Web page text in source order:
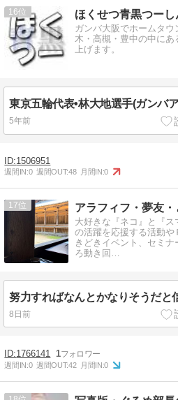
16 ほくせつ青黒つーし
ガンバ大阪でホームタ
木・高槻・豊中の中にあ
上げます。
5年前
1506951
週間IN:0 週間OUT:48 月間IN:0
17 アラフィフ・夢友
大好きな『ネコ』と『
の活躍を応援する活動や
きどきイベント、セミ
ろ動き回…
8日前
1766141 1
週間IN:0 週間OUT:42 月間IN:0